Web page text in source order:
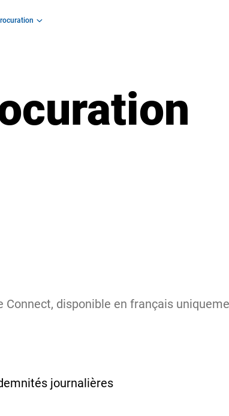
disponible en français
journalières